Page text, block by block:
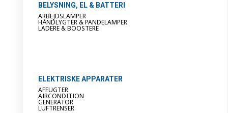
BELYSNING, EL & BATTERI
ARBEJDSLAMPER
HÅNDLYGTER & PANDELAMPER
LADERE & BOOSTERE
ELEKTRISKE APPARATER
AFFUGTER
AIRCONDITION
GENERATOR
LUFTRENSER